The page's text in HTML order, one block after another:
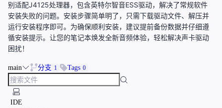
别适配J4125处理器，包含英特尔智音ESS驱动，解决了常规软件
安装失败的问题。安装步骤简单明了，只需下载驱动文件、解压并
运行安装程序即可。为确保顺利安装，建议提前备份数据并仔细遵
循安装提示。让您的笔记本焕发全新音频体验，轻松解决声卡驱动
困扰！
main 分支 1 Tags 0
IDE